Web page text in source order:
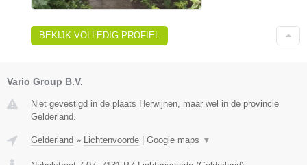
BEKIJK VOLLEDIG PROFIEL
Vario Group B.V.
Niet gevestigd in de plaats Herwijnen, maar wel in de provincie
Gelderland.
Gelderland » Lichtenvoorde Google maps ▼